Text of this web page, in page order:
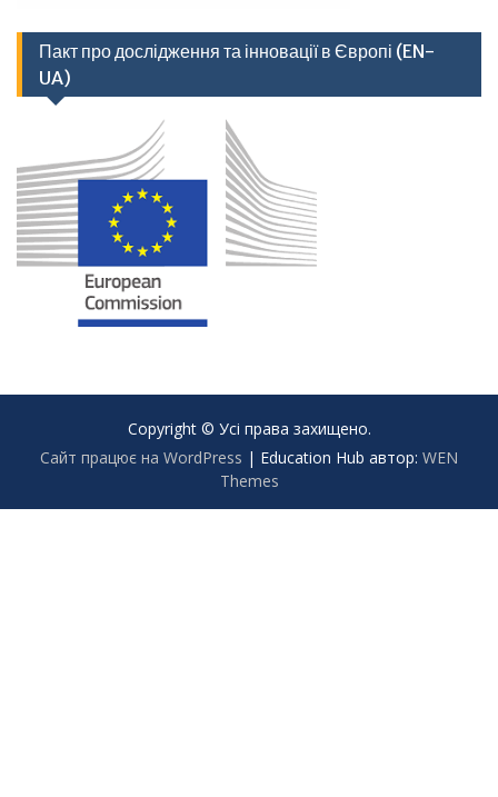
Пакт про дослідження та інновації в Європі (EN-
UA)
Copyright © Усі права захищено.
Сайт працює на WordPress | Education Hub автор: WEN
Themes